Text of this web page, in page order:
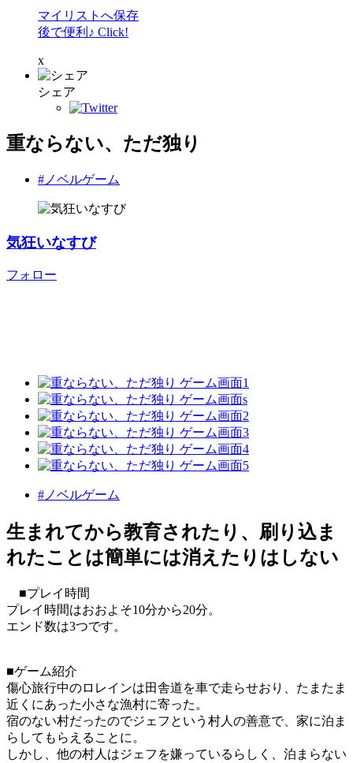
マイリストへ保存
後で便利♪ Click!
x
シェア
重ならない、ただ独り
#ノベルゲーム
気狂いなすび
フォロー
#ノベルゲーム
生まれてから教育されたり、刷り込ま
れたことは簡単には消えたりはしない
■プレイ時間
プレイ時間はおおよそ10分から20分。
エンド数は3つです。
■ゲーム紹介
傷心旅行中のロレインは田舎道を車で走らせおり、たまたま
近くにあった小さな漁村に寄った。
宿のない村だったのでジェフという村人の善意で、家に泊ま
らしてもらえることに。
しかし、他の村人はジェフを嫌っているらしく、泊まらない